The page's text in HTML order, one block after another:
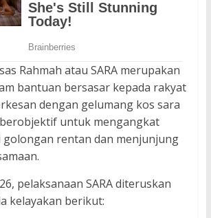
Rahmah atau SARA merupakan
bantuan bersasar kepada rakyat
dengan gelumang kos sara
untuk mengangkat
rentan dan menjunjung
pelaksanaan SARA diteruskan
kelayakan berikut: